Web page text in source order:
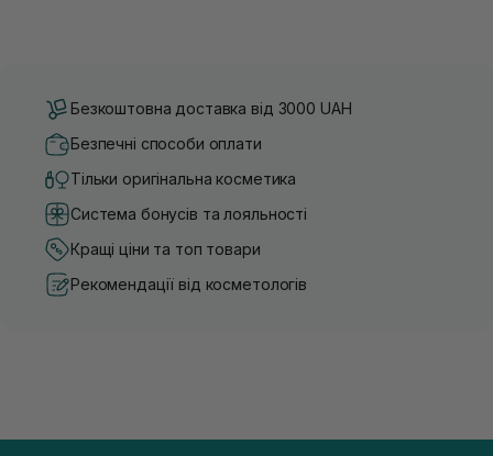
Безкоштовна доставка від 3000 UAH
Безпечні способи оплати
Тільки оригінальна косметика
Система бонусів та лояльності
Кращі ціни та топ товари
Рекомендації від косметологів